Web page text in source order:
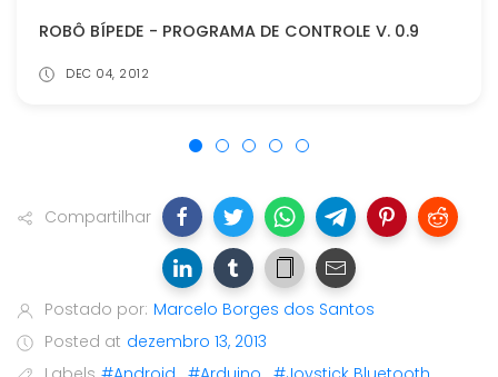
ROBÔ BÍPEDE - PROGRAMA DE CONTROLE V. 0.9
DEC 04, 2012
Compartilhar
Postado por: Marcelo Borges dos Santos
Posted at dezembro 13, 2013